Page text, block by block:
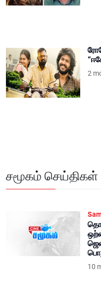
2
சமூகம் செய்திகள்
10